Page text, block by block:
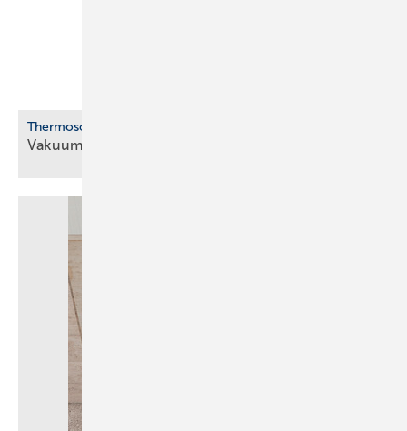
Therm osolar
Vakuum-Flachkollektor für